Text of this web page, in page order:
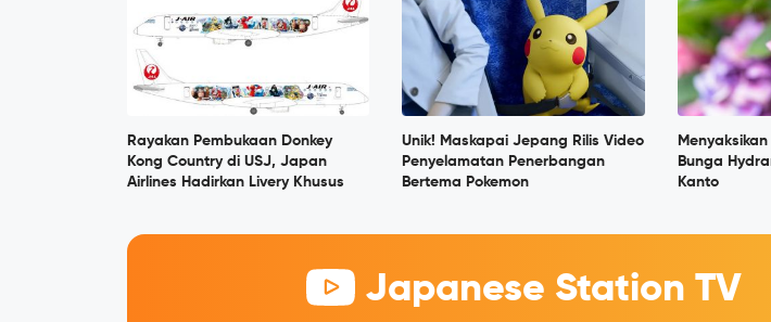
Rayakan Pembukaan Donkey
Kong Country di USJ, Japan
Airlines Hadirkan Livery Khusus
Unik! Maskapai Jepang Rilis Video
Penyelamatan Penerbangan
Bertema Pokemon
Bunga
Kanto
Japanese Station TV